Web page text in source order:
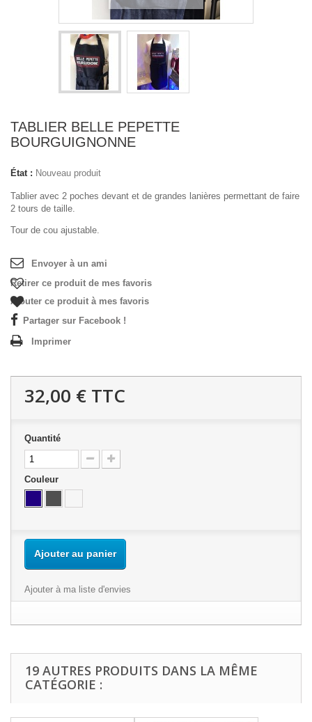
TABLIER BELLE PEPETTE
BOURGUIGNONNE
État : Nouveau produit
Tablier avec 2 poches devant et de grandes lanières permettant de faire
2 tours de taille.
Tour de cou ajustable.
Envoyer à un ami
Retirer ce produit de mes favoris
Ajouter ce produit à mes favoris
Partager sur Facebook !
Imprimer
32,00 € TTC
Quantité
Couleur
Ajouter au panier
Ajouter à ma liste d'envies
19 AUTRES PRODUITS DANS LA MÊME
CATÉGORIE :